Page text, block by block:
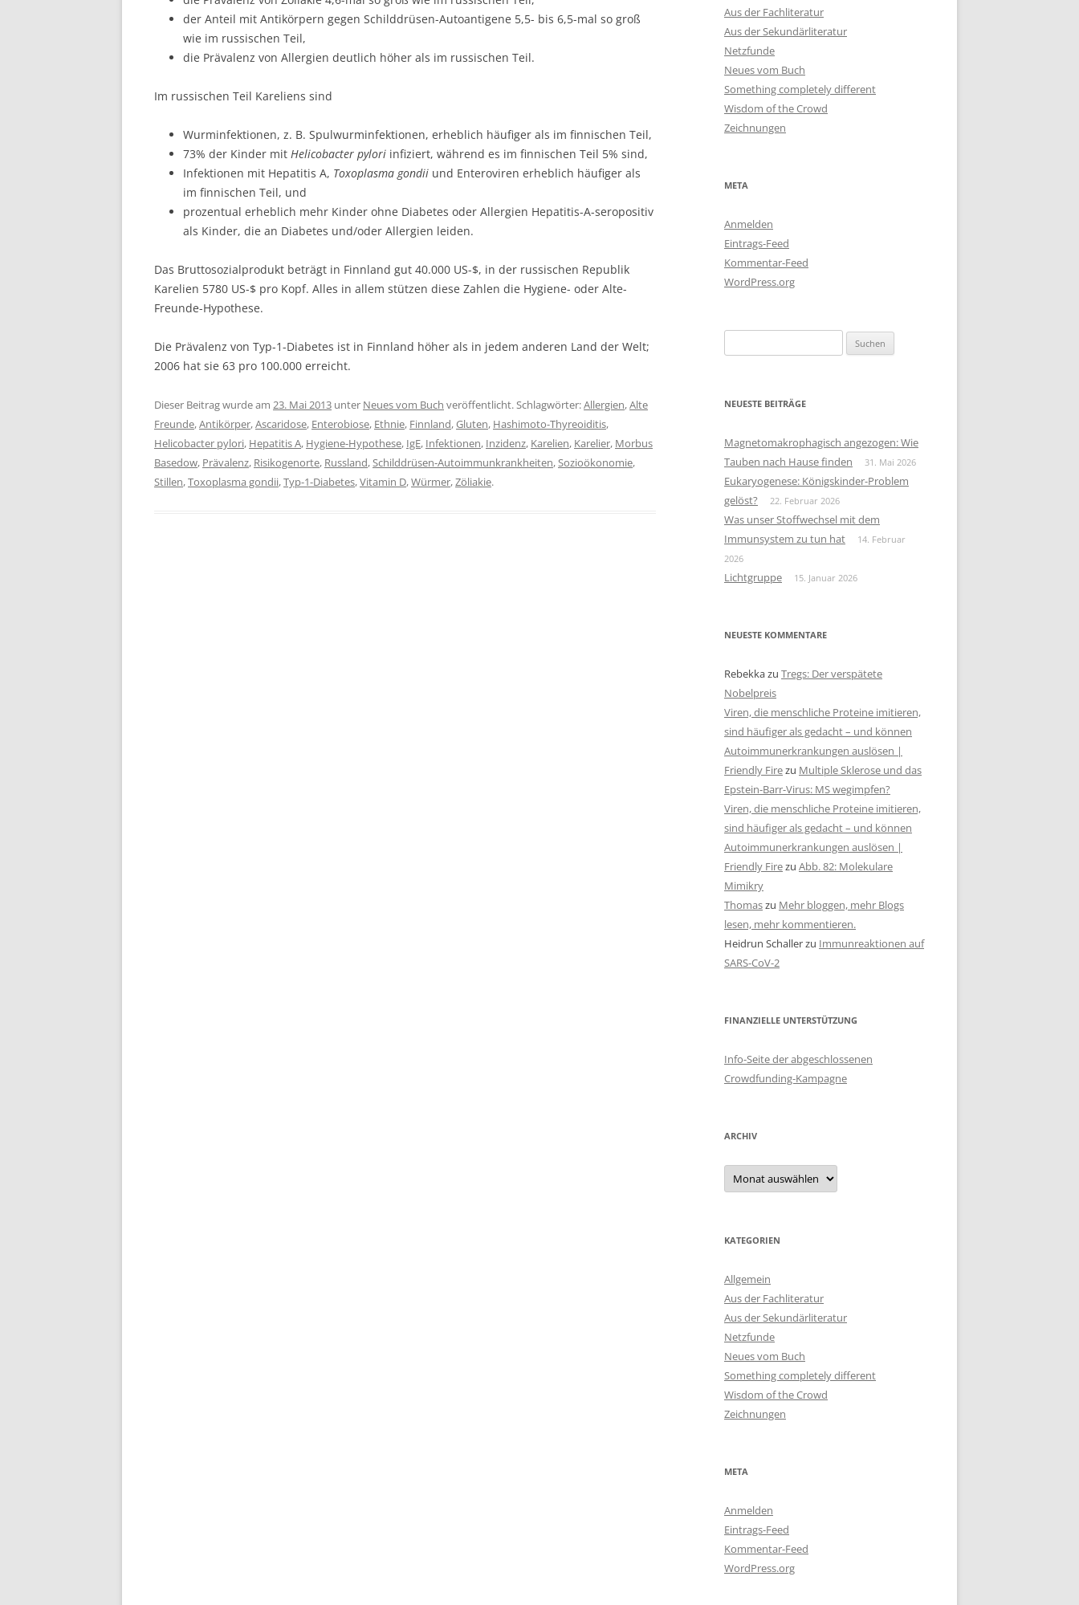
der Anteil mit Antikörpern gegen Schilddrüsen-Autoantigene 5,5- bis 6,5-mal so groß
wie im russischen Teil,
die Prävalenz von Allergien deutlich höher als im russischen Teil.
Im russischen Teil Kareliens sind
Wurminfektionen, z. B. Spulwurminfektionen, erheblich häufiger als im finnischen Teil,
73% der Kinder mit Helicobacter pylori infiziert, während es im finnischen Teil 5% sind,
Infektionen mit Hepatitis A, Toxoplasma gondii und Enteroviren erheblich häufiger als
im finnischen Teil, und
prozentual erheblich mehr Kinder ohne Diabetes oder Allergien Hepatitis-A-seropositiv
als Kinder, die an Diabetes und/oder Allergien leiden.
Das Bruttosozialprodukt beträgt in Finnland gut 40.000 US-$, in der russischen Republik
Karelien 5780 US-$ pro Kopf. Alles in allem stützen diese Zahlen die Hygiene- oder Alte-
Freunde-Hypothese.
Die Prävalenz von Typ-1-Diabetes ist in Finnland höher als in jedem anderen Land der Welt;
2006 hat sie 63 pro 100.000 erreicht.
Dieser Beitrag wurde am 23. Mai 2013 unter Neues vom Buch veröffentlicht. Schlagwörter:Allergien,Alte
Freunde,Antikörper,Ascaridose, Enterobiose, Ethnie, Finnland,Gluten, Hashimoto-Thyreoiditis,
Helicobacter pylori, Hepatitis A, Hygiene-Hypothese, IgE, Infektionen, Inzidenz, Karelien, Karelier, Morbus
Basedow, Prävalenz, Risikogenorte, Russland,Schilddrüsen-Autoimmunkrankheiten,Sozioökonomie,
Stillen,Toxoplasma gondii,Typ-1-Diabetes,Vitamin D,Würmer,Zöliakie.
Aus der Fachliteratur
Aus der Sekundärliteratur
Netzfunde
Neues vom Buch
Something completely different
Wisdom of the Crowd
Zeichnungen
META
Anmelden
Eintrags-Feed
Kommentar-Feed
WordPress.org
nach:
NEUESTE BEITRÄGE
Magnetomakrophagisch angezogen: Wie
Tauben nach Hause finden
31. Mai 2026
Eukaryogenese: Königskinder-Problem
gelöst?
22. Februar 2026
Was unser Stoffwechsel mit dem
Immunsystem zu tun hat
14. Februar
2026
Lichtgruppe 15. Januar 2026
NEUESTE KOMMENTARE
Rebekkazu Tregs: Der verspätete
Nobelpreis
Viren, die menschliche Proteine imitieren,
sind häufiger als gedacht – und können
Autoimmunerkrankungen auslösen |
Friendly Firezu Multiple Sklerose und das
Epstein-Barr-Virus: MS wegimpfen?
Viren, die menschliche Proteine imitieren,
sind häufiger als gedacht – und können
Autoimmunerkrankungen auslösen |
Friendly Firezu Abb. 82: Molekulare
Mimikry
Thomaszu Mehr bloggen, mehr Blogs
lesen, mehr kommentieren.
Heidrun Schallerzu Immunreaktionen auf
SARS-CoV-2
FINANZIELLE UNTERSTÜTZUNG
Info-Seite der abgeschlossenen
Crowdfunding-Kampagne
ARCHIV
Archiv
KATEGORIEN
Allgemein
Aus der Fachliteratur
Aus der Sekundärliteratur
Netzfunde
Neues vom Buch
Something completely different
Wisdom of the Crowd
Zeichnungen
META
Anmelden
Eintrags-Feed
Kommentar-Feed
WordPress.org